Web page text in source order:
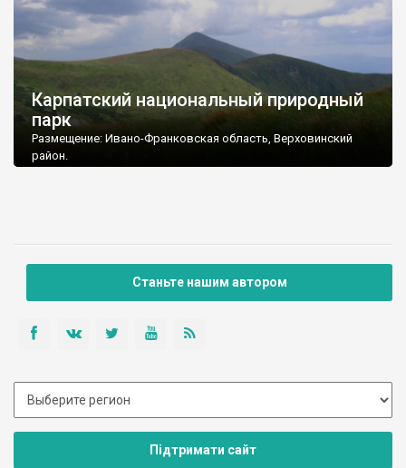
Карпатский национальный природный
парк
Размещение: Ивано-Франковская область, Верховинский
район.
ул. Стуса, 6
E-mail: cnnp@meta.uaСтаньте нашим автором
Підтримати сайт